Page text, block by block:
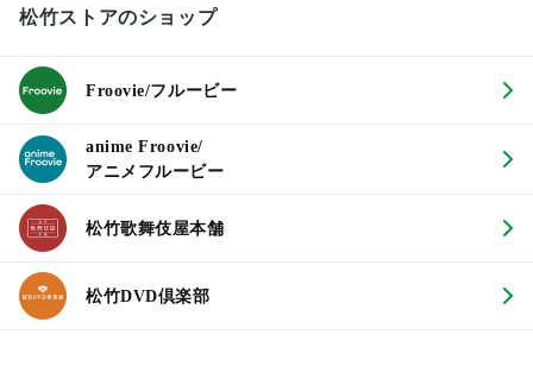
松竹ストアのショップ
Froovie/フルービー
anime Froovie/
アニメフルービー
松竹歌舞伎屋本舗
松竹DVD倶楽部